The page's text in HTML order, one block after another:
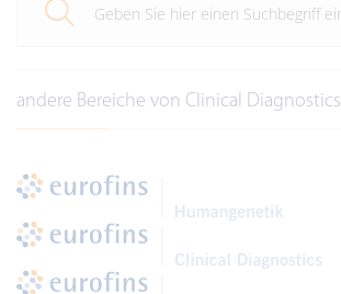
andere Bereiche von Clinical Diagnostics